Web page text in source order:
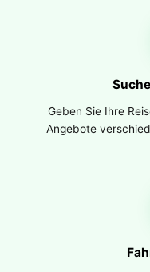
Geben Sie Ihre
Angebote